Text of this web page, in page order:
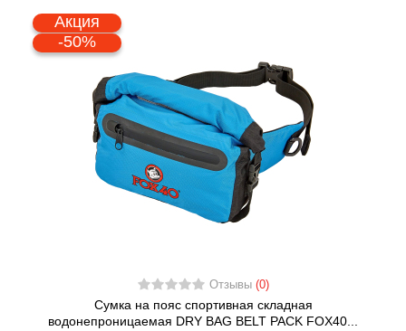
Акция
-50%
Отзывы (0)
Сумка на пояс спортивная складная
водонепроницаемая DRY BAG BELT PACK FOX40...